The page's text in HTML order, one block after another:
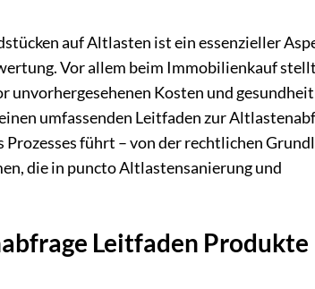
auf Altlasten ist ein essenzieller
Vor allem beim Immobilienkauf
unvorhergesehenen Kosten und
umfassenden Leitfaden zur
führt – von der rechtlichen
die in puncto Altlastensanierung und
Leitfaden Produkte